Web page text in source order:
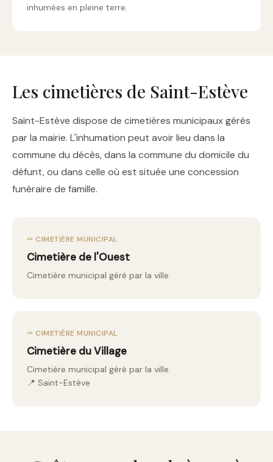
inhumées en pleine terre.
Les cimetières de Saint-Estève
Saint-Estève dispose de cimetières municipaux gérés
par la mairie. L'inhumation peut avoir lieu dans la
commune du décès, dans la commune du domicile du
défunt, ou dans celle où est située une concession
funéraire de famille.
⚰️ CIMETIÈRE MUNICIPAL
Cimetière de l'Ouest
Cimetière municipal géré par la ville.
⚰️ CIMETIÈRE MUNICIPAL
Cimetière du Village
Cimetière municipal géré par la ville.
📍 Saint-Estève